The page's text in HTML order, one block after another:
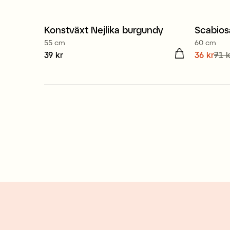
Nyhet
Konstväxt Nejlika burgundy
55 cm
Pris:
39 kr
60 cm
36 kr71